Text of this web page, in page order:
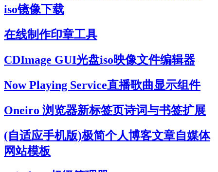
iso镜像下载
在线制作印章工具
CDImage GUI光盘iso映像文件编辑器
Now Playing Service直播歌曲显示组件
Oneiro 浏览器新标签页诗词与书签扩展
(自适应手机版)极简个人博客文章自媒体
网站模板